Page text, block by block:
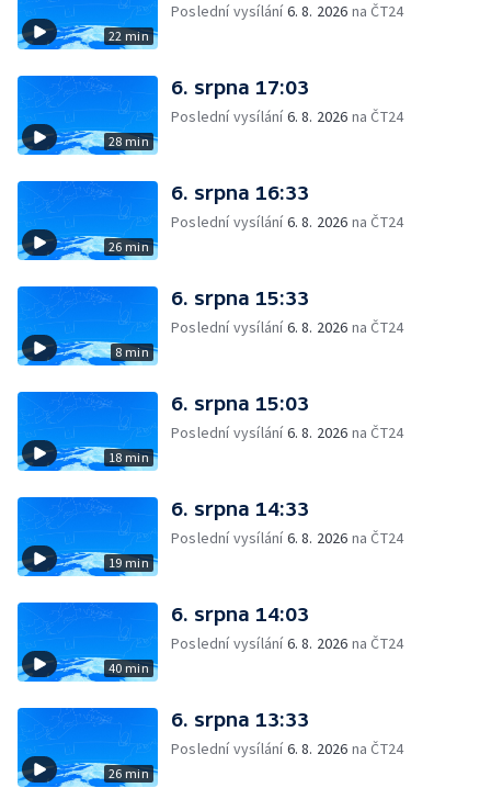
22 min
Poslední vysílání6. 8. 2026 na ČT24
28 min
6. srpna 17:03
Poslední vysílání6. 8. 2026 na ČT24
26 min
6. srpna 16:33
Poslední vysílání6. 8. 2026 na ČT24
8 min
6. srpna 15:33
Poslední vysílání6. 8. 2026 na ČT24
18 min
6. srpna 15:03
Poslední vysílání6. 8. 2026 na ČT24
19 min
6. srpna 14:33
Poslední vysílání6. 8. 2026 na ČT24
40 min
6. srpna 14:03
Poslední vysílání6. 8. 2026 na ČT24
26 min
6. srpna 13:33
Poslední vysílání6. 8. 2026 na ČT24